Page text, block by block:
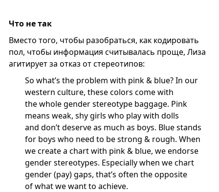
Что не так
Вместо того, чтобы разобраться, как кодировать
пол, чтобы информация считывалась проще, Лиза
агитирует за отказ от стереотипов:
So what’s the problem with pink & blue? In our
western culture, these colors come with
the whole gender stereotype baggage. Pink
means weak, shy girls who play with dolls
and don’t deserve as much as boys. Blue stands
for boys who need to be strong & rough. When
we create a chart with pink & blue, we endorse
gender stereotypes. Especially when we chart
gender (pay) gaps, that’s often the opposite
of what we want to achieve.